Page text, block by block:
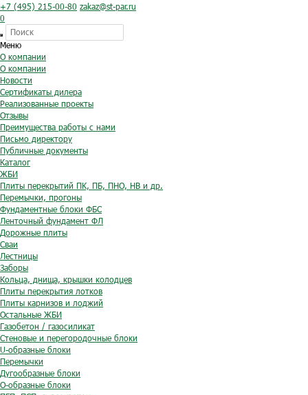
+7 (495) 215-00-80 zakaz@st-par.ru
0
Меню
О компании
О компании
Новости
Сертификаты дилера
Реализованные проекты
Отзывы
Преимущества работы с нами
Письмо директору
Публичные документы
Каталог
ЖБИ
Плиты перекрытий ПК, ПБ, ПНО, НВ и др.
Перемычки, прогоны
Фундаментные блоки ФБС
Ленточный фундамент ФЛ
Дорожные плиты
Сваи
Лестницы
Заборы
Кольца, днища, крышки колодцев
Плиты перекрытия лотков
Плиты карнизов и лоджий
Остальные ЖБИ
Газобетон / газосиликат
Стеновые и перегородочные блоки
U-образные блоки
Перемычки
Дугообразные блоки
O-образные блоки